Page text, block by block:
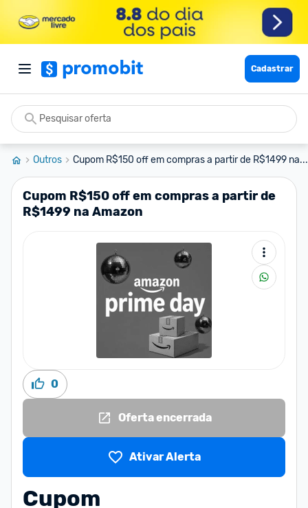
Cadastrar
Outros Cupom R$150 off em compras a partir de R$1499 na...
Cupom R$150 off em compras a partir de
R$1499 na Amazon
0
Oferta encerrada
Ativar Alerta
Cupom